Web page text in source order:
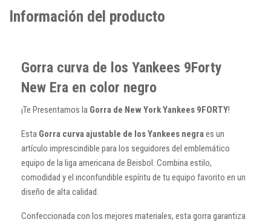
Información del producto
Gorra curva de los Yankees 9Forty
New Era en color negro
¡Te Presentamos la Gorra de New York Yankees 9FORTY!
Esta Gorra curva ajustable de los Yankees negraes un
artículo imprescindible para los seguidores del emblemático
equipo de la liga americana de Beisbol. Combina estilo,
comodidad y el inconfundible espíritu de tu equipo favorito en un
diseño de alta calidad.
Confeccionada con los mejores materiales, esta gorra garantiza